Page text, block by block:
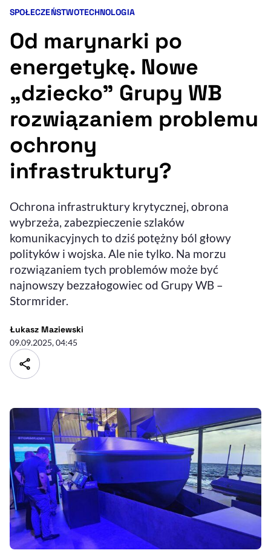
Resetuj opcje
Ułatwienia dostępności wspierają:
Sprawdź, jak i dlaczego zwiększamy dostępność
Deklaracja dostępności, otwiera się w nowym oknie
Zgłoś problem
Kategorie artykułu:
SPOŁECZEŃSTWOTECHNOLOGIA
Od marynarki po
energetykę. Nowe
„dziecko” Grupy WB
rozwiązaniem problemu
ochrony
infrastruktury?
Ochrona infrastruktury krytycznej, obrona
wybrzeża, zabezpieczenie szlaków
komunikacyjnych to dziś potężny ból głowy
polityków i wojska. Ale nie tylko. Na morzu
rozwiązaniem tych problemów może być
najnowszy bezzałogowiec od Grupy WB –
Stormrider.
Łukasz Maziewski
09.09.2025, 04:45